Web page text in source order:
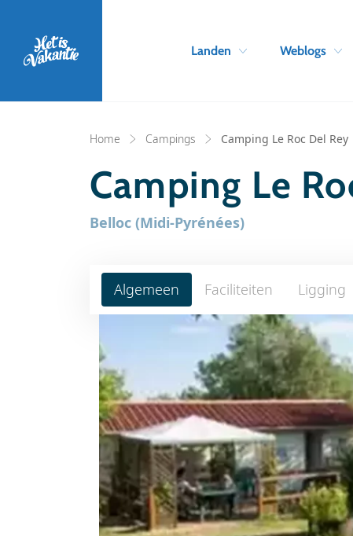
Landen Weblogs
Home Campings Camping Le Roc Del Rey
Camping Le
Belloc (Midi-Pyrénées)
Algemeen Faciliteiten Ligging